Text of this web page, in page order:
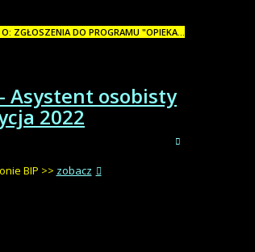
O: ZGŁOSZENIA DO PROGRAMU "OPIEKA...
- Asystent osobisty
2022
BIP >> zobacz